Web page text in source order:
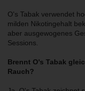
O's Tabak verwendet
milden Nikotingehalt
aber ausgewogenes
Sessions.
Brennt O's Tabak
Rauch?